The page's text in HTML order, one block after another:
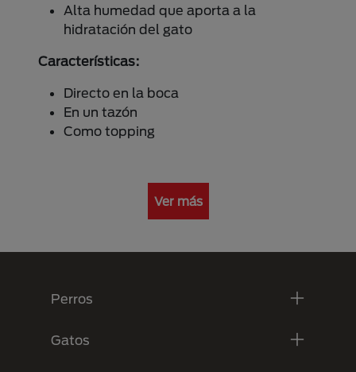
Alta humedad que aporta a la
hidratación del gato
Características:
Directo en la boca
En un tazón
Como topping
Ver más
Perros
Gatos